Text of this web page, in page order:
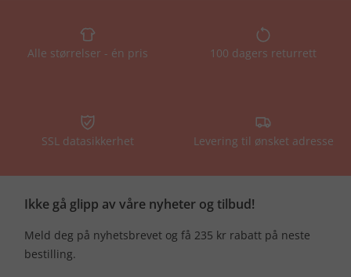
Alle størrelser - én pris 100 dagers returrett
SSL datasikkerhet Levering til ønsket adresse
Ikke gå glipp av våre nyheter og tilbud!
Meld deg på nyhetsbrevet og få 235 kr rabatt på neste
bestilling.